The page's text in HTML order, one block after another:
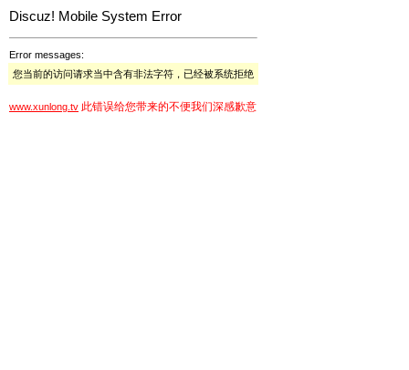
Discuz! Mobile System Error
Error messages:
您当前的访问请求当中含有非法字符，已经被系统拒绝
www.xunlong.tv 此错误给您带来的不便我们深感歉意